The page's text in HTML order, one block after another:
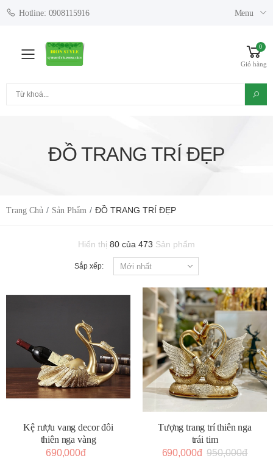
Hotline: 0908115916 Menu
Toggle mobile menu
0
Giỏ hàng
ĐỒ TRANG TRÍ ĐẸP
Trang Chủ Sản Phẩm ĐỒ TRANG TRÍ ĐẸP
Hiển thị 80 của 473 Sản phẩm
Sắp xếp:
Kệ rượu vang decor đôi
thiên nga vàng
690,000đ
Tượng trang trí thiên nga
trái tim
690,000đ 950,000đ